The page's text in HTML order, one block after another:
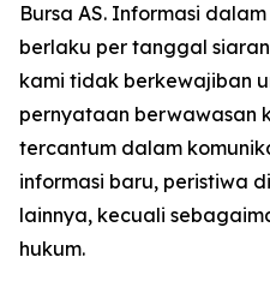
Bursa AS. Informasi
berlaku per tanggal
kami tidak berkewajiban
pernyataan berwawasan
tercantum dalam
informasi baru, peristiwa
lainnya, kecuali
hukum.